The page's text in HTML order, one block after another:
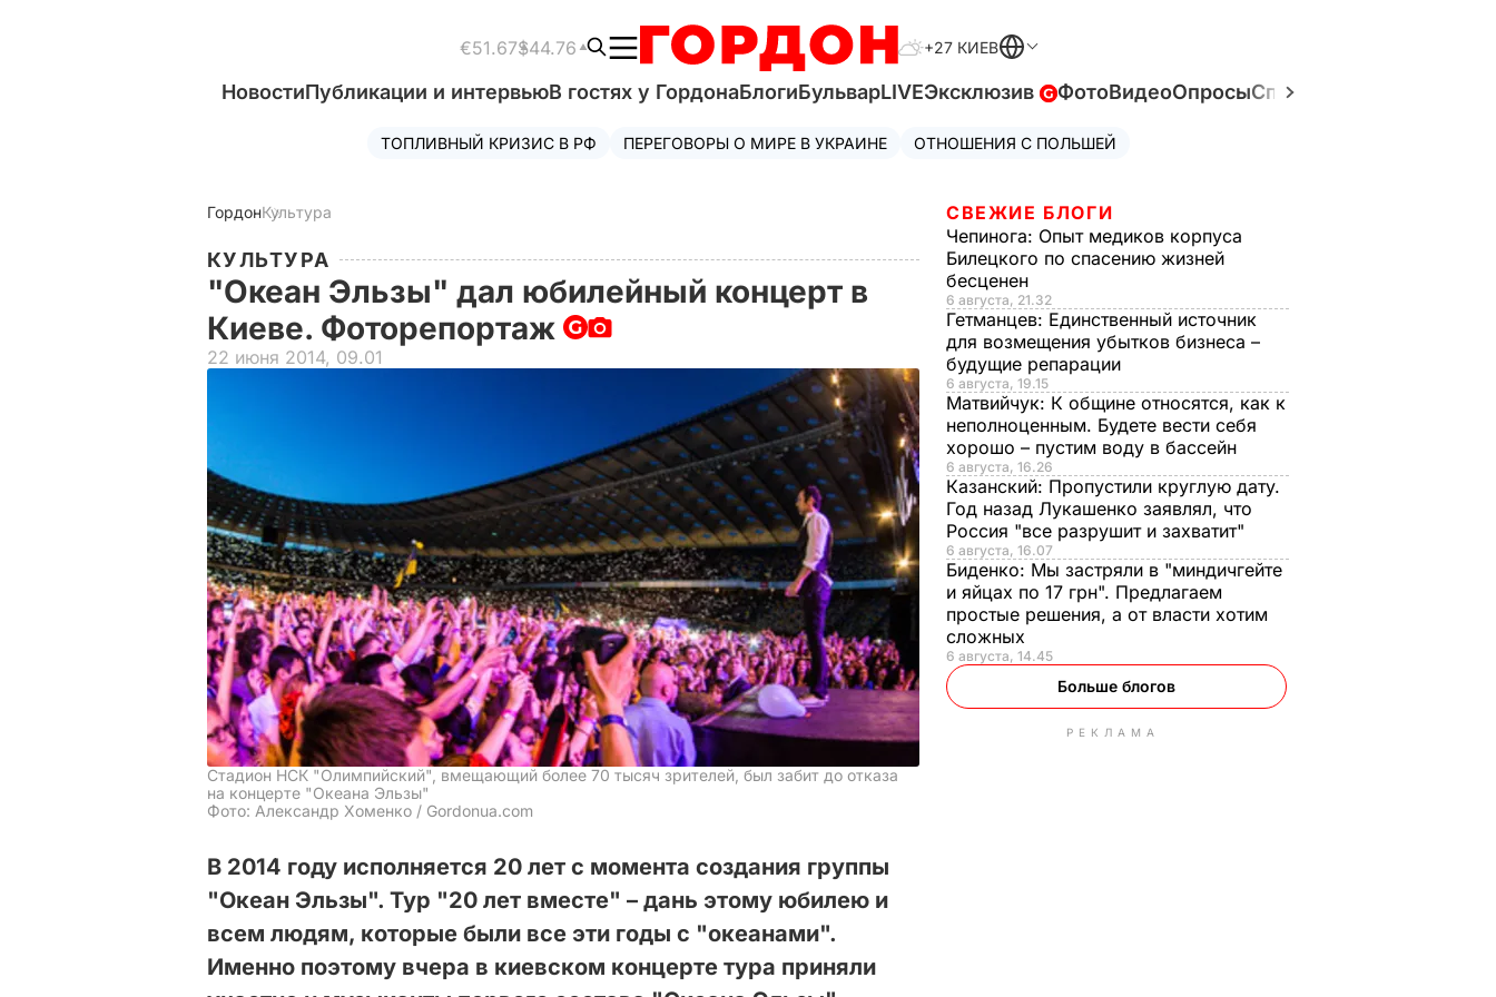
€51.67$44.76 +27 КИЕВ
НовостиПубликации и интервьюВ гостях у ГордонаБлогиБульварLIVEЭксклюзив ФотоВидеоОпросыСпецпроекты
ТОПЛИВНЫЙ КРИЗИС В РФ ПЕРЕГОВОРЫ О МИРЕ В УКРАИНЕ ОТНОШЕНИЯ С ПОЛЬШЕЙ
ГордонКультура
КУЛЬТУРА
"Океан Эльзы" дал юбилейный концерт в
Киеве. Фоторепортаж
22 июня 2014, 09.01
Стадион НСК "Олимпийский", вмещающий более 70 тысяч зрителей, был забит до отказа
на концерте "Океана Эльзы"
Фото: Александр Хоменко / Gordonua.com
В 2014 году исполняется 20 лет с момента создания группы
"Океан Эльзы". Тур "20 лет вместе" – дань этому юбилею и
всем людям, которые были все эти годы с "океанами".
Именно поэтому вчера в киевском концерте тура приняли
СВЕЖИЕ БЛОГИ
Чепинога: Опыт медиков корпуса
Билецкого по спасению жизней
бесценен
6 августа, 21.32
Гетманцев: Единственный источник
для возмещения убытков бизнеса –
будущие репарации
6 августа, 19.15
Матвийчук: К общине относятся, как к
неполноценным. Будете вести себя
хорошо – пустим воду в бассейн
6 августа, 16.26
Казанский: Пропустили круглую дату.
Год назад Лукашенко заявлял, что
Россия "все разрушит и захватит"
6 августа, 16.07
Биденко: Мы застряли в "миндичгейте
и яйцах по 17 грн". Предлагаем
простые решения, а от власти хотим
сложных
6 августа, 14.45
Больше блогов
РЕКЛАМА